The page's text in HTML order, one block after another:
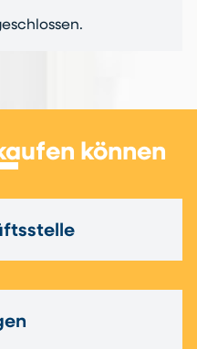
können